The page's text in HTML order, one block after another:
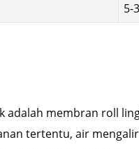
5-
adalah membran roll
tertentu, air